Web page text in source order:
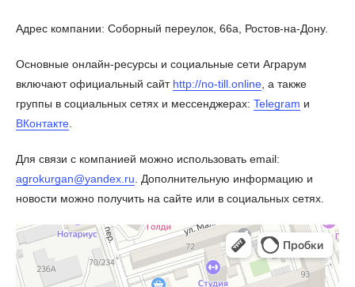
Адрес компании: Соборный переулок, 66а, Ростов-на-Дону.
Основные онлайн-ресурсы и социальные сети Аграрум
включают официальный сайт http://no-till.online , а также
группы в социальных сетях и мессенджерах: Telegram и
ВКонтакте
Для связи с компанией можно использовать email:
agrokurgan@yandex.ru . Дополнительную информацию и
новости можно получить на сайте или в социальных сетях.